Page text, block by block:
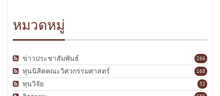
หมวดหมู่
266
ข่าวประชาสัมพันธ์
168
ทุนนิสิตคณะวิศวกรรมศาสตร์
32
ทุนวิจัย